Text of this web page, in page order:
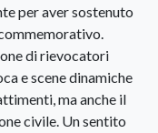
per aver sostenuto
di rievocatori
e scene dinamiche
ma anche il
civile. Un sentito